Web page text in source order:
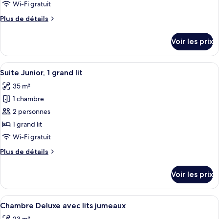
ce
type
de
Chambre
Supérieure
Wi-Fi gratuit
Plus de détails
Plus
le
type
de
Chambre
Supérieure
Voir les prix
Afficher
toutes
les
photos
pour
ce
type
chambre :
grand
lit
Une chambre d’hôtel équipée d’un
7
Suite Junior, 1 grand lit
35 m²
1 chambre
2 personnes
1 grand lit
Wi-Fi gratuit
Plus de détails
Plus
le
type
de
Voir les prix
Afficher
toutes
Une chambre d’hôtel avec deux lits,
5
Chambre Deluxe avec lits jumeaux